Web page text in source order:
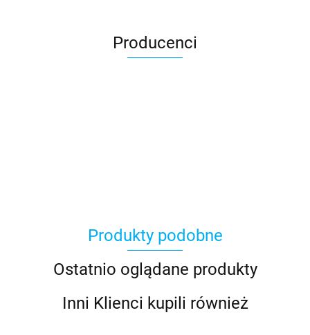
Producenci
Produkty podobne
Ostatnio oglądane produkty
Inni Klienci kupili również